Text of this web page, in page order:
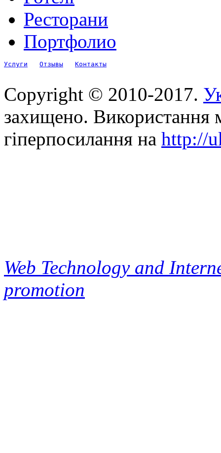
Ресторани
Портфолио
Услуги Отзывы Контакты
Copyright © 2010-2017.
захищено. Використання
гіперпосилання на http://
Web Technology and
promotion